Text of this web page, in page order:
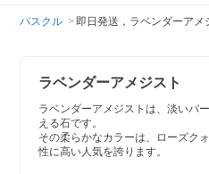
パスクル 即日発送，ラベンダーアメ
ラベンダーアメジスト
ラベンダーアメジストは、淡いパ
える石です。
その柔らかなカラーは、ローズク
性に高い人気を誇ります。